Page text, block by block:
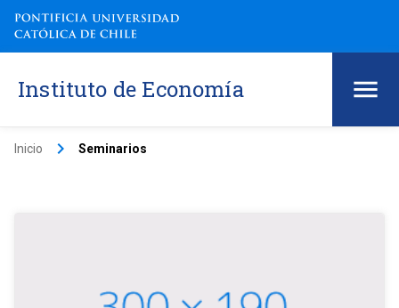
Instituto de Economía
Inicio keyboard_arrow_right Seminarios